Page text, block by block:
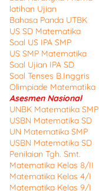
latihan Ujian
Bahasa Panda UTBK
US SD Matematika
Soal US IPA SMP
US SMP Matematika
Soal Ujian IPA SD
Soal Tenses B.Inggris
Olimpiade Matematika
Asesmen Nasional
UNBK Matematika SMP
USBN Matematika SD
UN Matematika SMP
USBN Matematika SD
Penilaian Tgh. Smt.
Matematika Kelas 8/II
Matematika Kelas 4/I
Matematika Kelas 9/I